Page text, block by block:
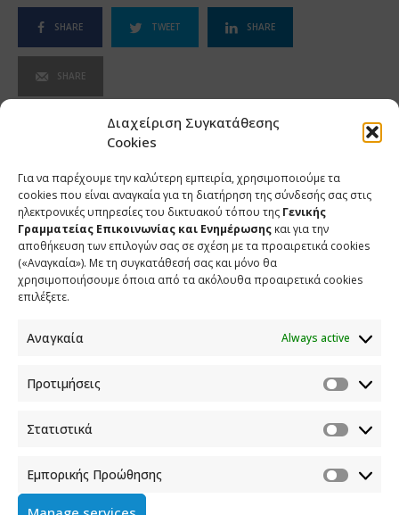
Διαχείριση Συγκατάθεσης
Cookies
Για να παρέχουμε την καλύτερη εμπειρία, χρησιμοποιούμε τα
cookies που είναι αναγκαία για τη διατήρηση της σύνδεσής σας στις
ηλεκτρονικές υπηρεσίες του δικτυακού τόπου της Γενικής
Γραμματείας Επικοινωνίας και Ενημέρωσης και για την
αποθήκευση των επιλογών σας σε σχέση με τα προαιρετικά cookies
(«Αναγκαία»). Με τη συγκατάθεσή σας και μόνο θα
χρησιμοποιήσουμε όποια από τα ακόλουθα προαιρετικά cookies
επιλέξετε.
Αναγκαία Always active
Προτιμήσεις
Στατιστικά
Εμπορικής Προώθησης
SHARE TWEET SHARE
SHARE
ΕΠΙΚΟΙΝΩΝΙΑ
Καλλιθέα, 176 71 Αθήνα